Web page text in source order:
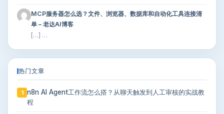
MCP服务器怎么选？文件、浏览器、数据库和自动化工具连接清
单 – 老达AI博客
[…] …
热门文章
1 n8n AI Agent工作流怎么搭？从聊天触发到人工审核的实战教
程